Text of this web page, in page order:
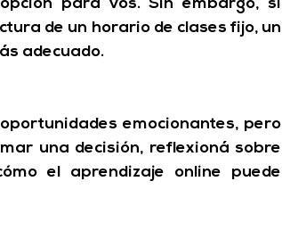
para vos. Sin embargo, si
de un horario de clases fijo, un
adecuado.
emocionantes, pero
una decisión, reflexioná sobre
el aprendizaje online puede